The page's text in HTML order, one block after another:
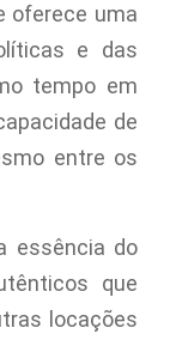
oferece uma
e das
tempo em
de
entre os
essência do
que
locações